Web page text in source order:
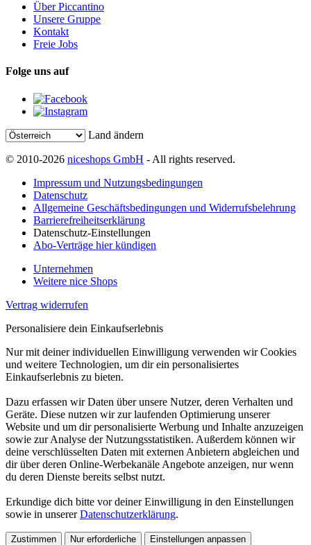
Über Piccantino
Unsere Gruppe
Kontakt
Freie Jobs
Folge uns auf
Land ändern
© 2010-2026 niceshops GmbH - All rights reserved.
Impressum und Nutzungsbedingungen
Datenschutz
Allgemeine Geschäftsbedingungen und Widerrufsbelehrung
Barrierefreiheitserklärung
Datenschutz-Einstellungen
Abo-Verträge hier kündigen
Unternehmen
Weitere nice Shops
Vertrag widerrufen
Personalisiere dein Einkaufserlebnis
Nur mit deiner individuellen Einwilligung verwenden wir Cookies
und weitere Technologien, um dir ein personalisiertes
Einkaufserlebnis zu bieten.
Dazu erfassen wir Daten über unsere Nutzer, deren Verhalten und
Geräte. Diese nutzen wir zur laufenden Optimierung unserer
Website und um dir personalisierte Werbung und Inhalte anzuzeigen
sowie zur Analyse der Nutzungsstatistiken. Außerdem können wir
deine verschlüsselten Daten mit externen Anbietern abgleichen und
dir über deren Online-Werbekanäle Angebote anzeigen, nur wenn
du deren Dienste bereits selbst nutzt.
Erkundige dich bitte vor deiner Einwilligung in den Einstellungen
sowie in unsererDatenschutzerklärung.
Zustimmen Nur erforderliche Einstellungen anpassen